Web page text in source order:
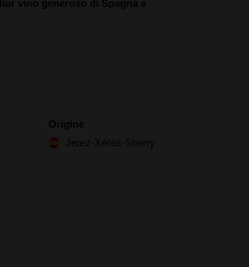
vino generoso di Spagna e
Origine
Jerez-Xérès-Sherry